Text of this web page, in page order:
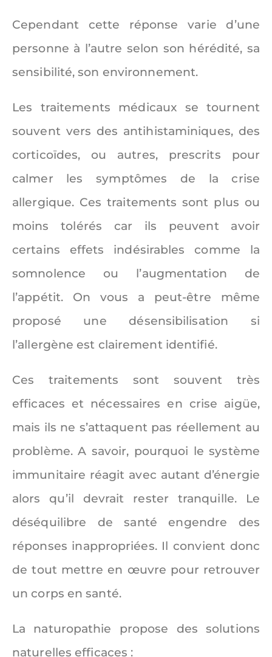
Cependant cette réponse varie d’une
personne à l’autre selon son hérédité, sa
sensibilité, son environnement.
Les traitements médicaux se tournent
souvent vers des antihistaminiques, des
corticoïdes, ou autres, prescrits pour
calmer les symptômes de la crise
allergique. Ces traitements sont plus ou
moins tolérés car ils peuvent avoir
certains effets indésirables comme la
somnolence ou l’augmentation de
l’appétit. On vous a peut-être même
proposé une désensibilisation si
l’allergène est clairement identifié.
Ces traitements sont souvent très
efficaces et nécessaires en crise aigüe,
mais ils ne s’attaquent pas réellement au
problème. A savoir, pourquoi le système
immunitaire réagit avec autant d’énergie
alors qu’il devrait rester tranquille. Le
déséquilibre de santé engendre des
réponses inappropriées. Il convient donc
de tout mettre en œuvre pour retrouver
un corps en santé.
La naturopathie propose des solutions
naturelles efficaces :